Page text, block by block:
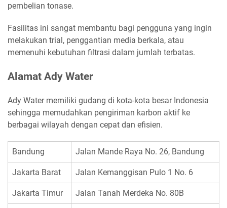
pembelian tonase.
Fasilitas ini sangat membantu bagi pengguna yang ingin
melakukan trial, penggantian media berkala, atau
memenuhi kebutuhan filtrasi dalam jumlah terbatas.
Alamat Ady Water
Ady Water memiliki gudang di kota-kota besar Indonesia
sehingga memudahkan pengiriman karbon aktif ke
berbagai wilayah dengan cepat dan efisien.
Bandung Jalan Mande Raya No. 26, Bandung
Jakarta Barat Jalan Kemanggisan Pulo 1 No. 6
Jakarta Timur Jalan Tanah Merdeka No. 80B